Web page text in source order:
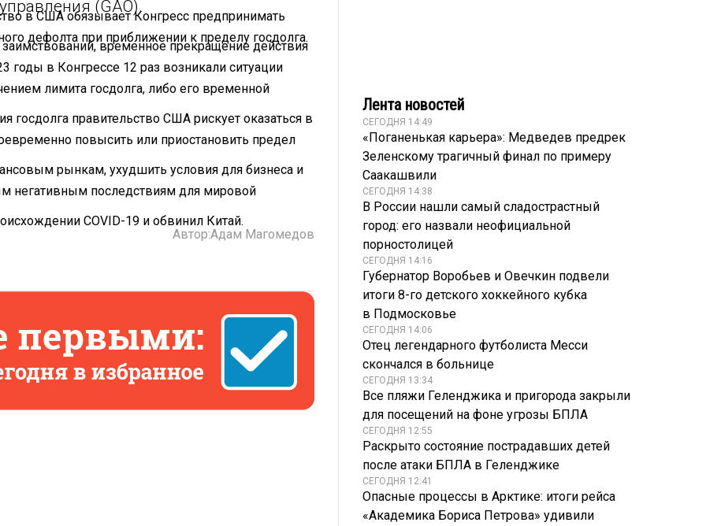
(GAO).
в США обязывает Конгресс предпринимать
дефолта при приближении к пределу госдолга.
временное прекращение действия
годы в Конгрессе 12 раз возникали ситуации
лимита госдолга, либо его временной
госдолга правительство США рискует оказаться в
повысить или приостановить предел
рынкам, ухудшить условия для бизнеса и
негативным последствиям для мировой
COVID-19 и обвинил Китай.
Автор:Адам Магомедов
Лента новостей
СЕГОДНЯ 14:49
«Поганенькая карьера»: Медведев предрек
Зеленскому трагичный финал по примеру
Саакашвили
СЕГОДНЯ 14:38
В России нашли самый сладострастный
город: его назвали неофициальной
порностолицей
СЕГОДНЯ 14:16
Губернатор Воробьев и Овечкин подвели
итоги 8-го детского хоккейного кубка
в Подмосковье
СЕГОДНЯ 14:06
Отец легендарного футболиста Месси
скончался в больнице
СЕГОДНЯ 13:34
Все пляжи Геленджика и пригорода закрыли
для посещений на фоне угрозы БПЛА
СЕГОДНЯ 12:55
Раскрыто состояние пострадавших детей
после атаки БПЛА в Геленджике
СЕГОДНЯ 12:41
Опасные процессы в Арктике: итоги рейса
«Академика Бориса Петрова» удивили